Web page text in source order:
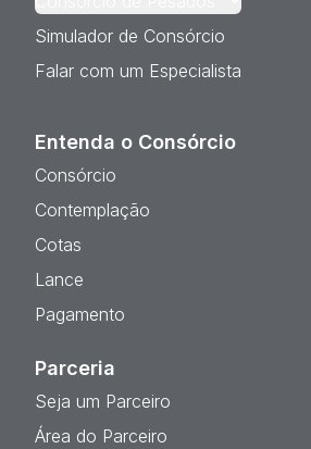
Simulador de Consórcio
Falar com um Especialista
Entenda o Consórcio
Consórcio
Contemplação
Cotas
Lance
Pagamento
Parceria
Seja um Parceiro
Área do Parceiro